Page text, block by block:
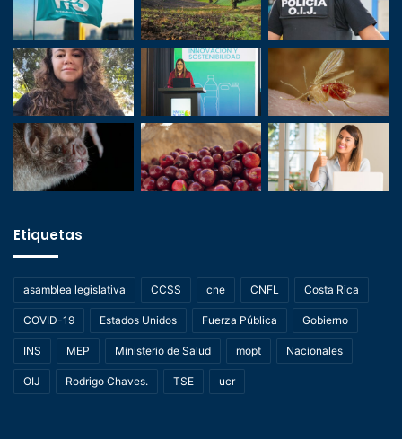
Etiquetas
asamblea legislativa CCSS cne CNFL Costa Rica
COVID-19 Estados Unidos Fuerza Pública Gobierno
INS MEP Ministerio de Salud mopt Nacionales
OIJ Rodrigo Chaves. TSE ucr